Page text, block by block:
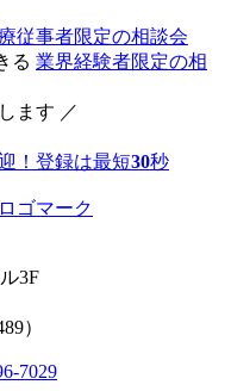
従事者限定の相談会
る 業界経験者限定の相
ます ／
！登録は最短30秒
3F
）
7029